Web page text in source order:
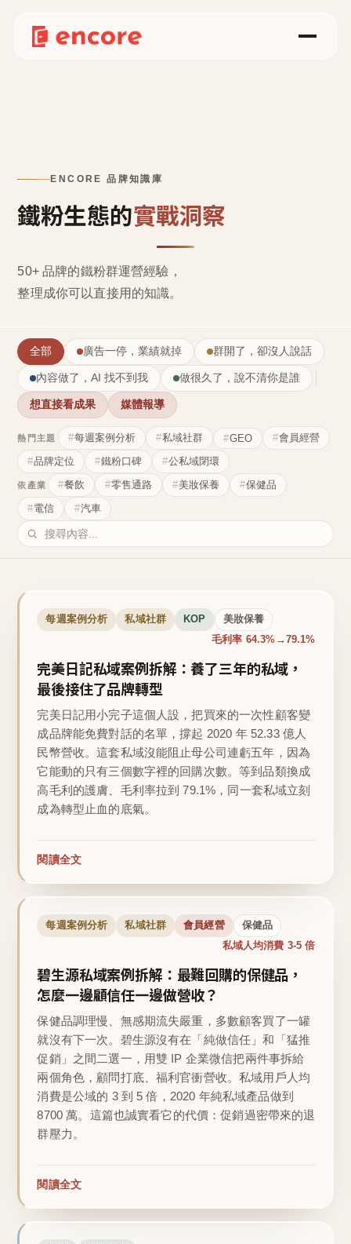
ENCORE 品牌知識庫
鐵粉生態的實戰洞察
50+ 品牌的鐵粉群運營經驗，
整理成你可以直接用的知識。
全部 廣告一停，業績就掉 群開了，卻沒人說話
內容做了，AI 找不到我 做很久了，說不清你是誰
想直接看成果 媒體報導
熱門主題 每週案例分析 私域社群 GEO
會員經營
品牌定位
鐵粉口碑 公私域閉環
依產業 餐飲 零售通路 美妝保養
保健品
電信
汽車
每週案例分析 私域社群 KOP 美妝保養
毛利率 64.3%→79.1%
完美日記私域案例拆解：養了三年的私域，
最後接住了品牌轉型
完美日記用小完子這個人設，把買來的一次性顧客變
成品牌能免費對話的名單，撐起 2020 年 52.33 億人
民幣營收。這套私域沒能阻止母公司連虧五年，因為
它能動的只有三個數字裡的回購次數。等到品類換成
高毛利的護膚、毛利率拉到 79.1%，同一套私域立刻
成為轉型止血的底氣。
閱讀全文
每週案例分析 私域社群 會員經營 保健品
私域人均消費 3-5 倍
碧生源私域案例拆解：最難回購的保健品，
怎麼一邊顧信任一邊做營收？
保健品調理慢、無感期流失嚴重，多數顧客買了一罐
就沒有下一次。碧生源沒有在「純做信任」和「猛推
促銷」之間二選一，用雙 IP 企業微信把兩件事拆給
兩個角色，顧問打底、福利官衝營收。私域用戶人均
消費是公域的 3 到 5 倍，2020 年純私域產品做到
8700 萬。這篇也誠實看它的代價：促銷過密帶來的退
群壓力。
閱讀全文